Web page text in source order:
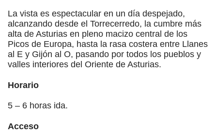
La vista es espectacular en un día despejado,
alcanzando desde el Torrecerredo, la cumbre más
alta de Asturias en pleno macizo central de los
Picos de Europa, hasta la rasa costera entre Llanes
al E y Gijón al O, pasando por todos los pueblos y
valles interiores del Oriente de Asturias.
Horario
5 – 6 horas ida.
Acceso